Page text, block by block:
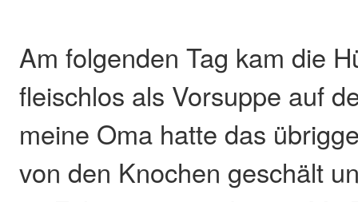
Am folgenden Tag kam die
fleischlos als Vorsuppe auf
meine Oma hatte das
von den Knochen geschält